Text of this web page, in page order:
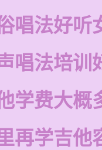
唱法好听
唱法培训
学费大概
再学吉他